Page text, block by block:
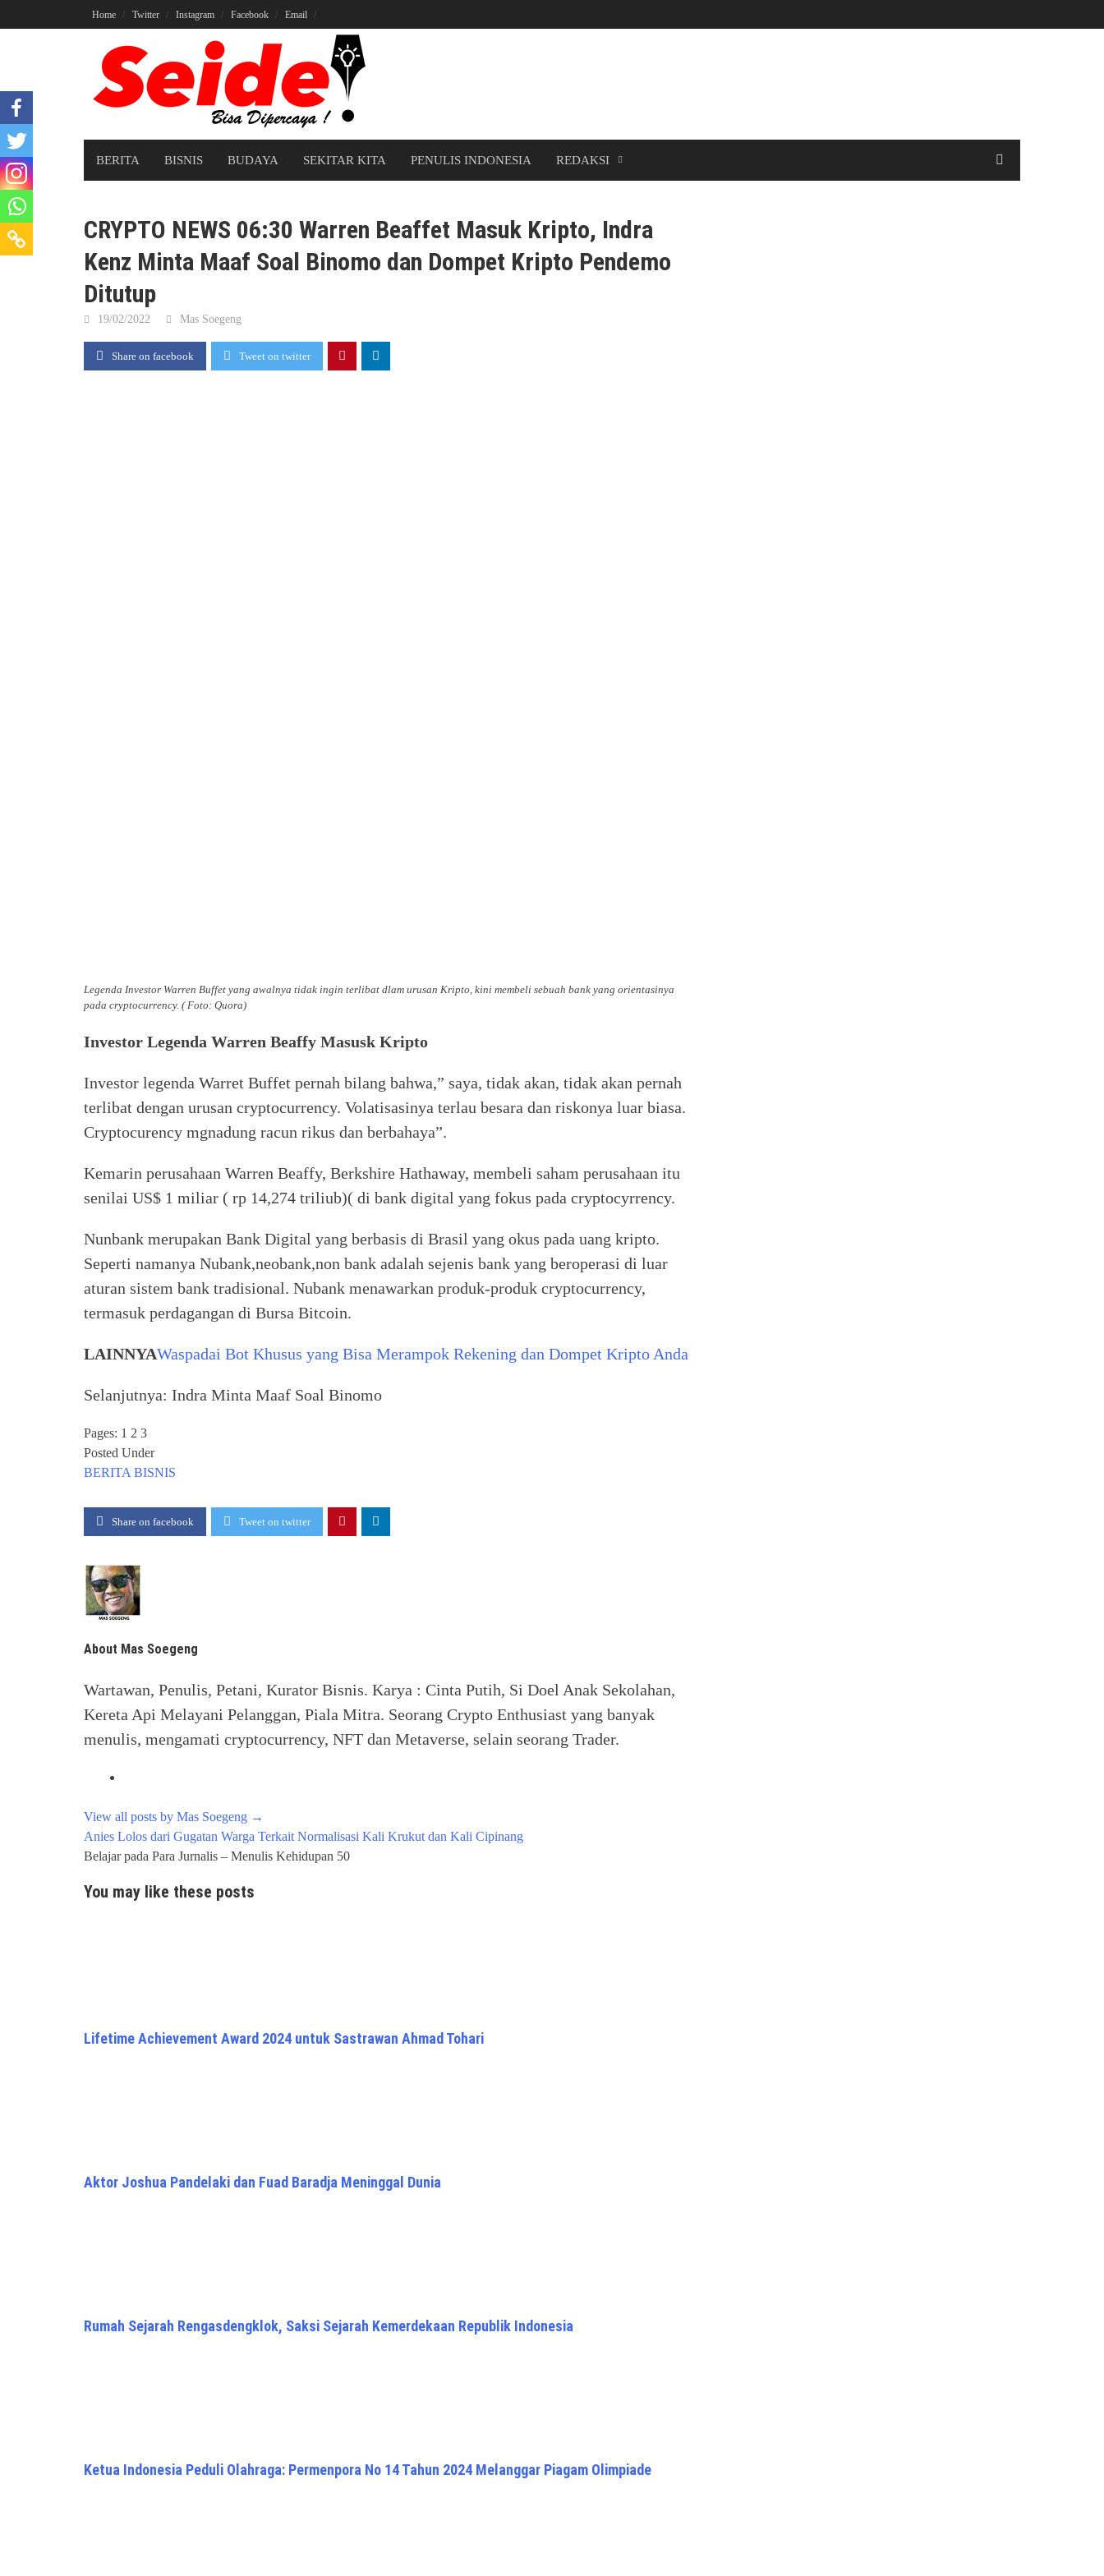
to
Home Twitter Instagram Facebook Email
BERITA BISNIS BUDAYA SEKITAR KITA PENULIS INDONESIA REDAKSI
CRYPTO NEWS 06:30 Warren Beaffet Masuk Kripto, Indra
Kenz Minta Maaf Soal Binomo dan Dompet Kripto Pendemo
Ditutup
19/02/2022 Mas Soegeng
Share on facebook Tweet on twitter
Legenda Investor Warren Buffet yang awalnya tidak ingin terlibat dlam urusan Kripto, kini membeli sebuah bank yang orientasinya
pada cryptocurrency. ( Foto: Quora)
Investor Legenda Warren Beaffy Masusk Kripto
Investor legenda Warret Buffet pernah bilang bahwa,” saya, tidak akan, tidak akan pernah
terlibat dengan urusan cryptocurrency. Volatisasinya terlau besara dan riskonya luar biasa.
Cryptocurency mgnadung racun rikus dan berbahaya”.
Kemarin perusahaan Warren Beaffy, Berkshire Hathaway, membeli saham perusahaan itu
senilai US$ 1 miliar ( rp 14,274 triliub)( di bank digital yang fokus pada cryptocyrrency.
Nunbank merupakan Bank Digital yang berbasis di Brasil yang okus pada uang kripto.
Seperti namanya Nubank,neobank,non bank adalah sejenis bank yang beroperasi di luar
aturan sistem bank tradisional. Nubank menawarkan produk-produk cryptocurrency,
termasuk perdagangan di Bursa Bitcoin.
LAINNYAWaspadai Bot Khusus yang Bisa Merampok Rekening dan Dompet Kripto Anda
Selanjutnya: Indra Minta Maaf Soal Binomo
Pages: 1 2 3
Posted Under
BERITA BISNIS
Share on facebook Tweet on twitter
About Mas Soegeng
Wartawan, Penulis, Petani, Kurator Bisnis. Karya : Cinta Putih, Si Doel Anak Sekolahan,
Kereta Api Melayani Pelanggan, Piala Mitra. Seorang Crypto Enthusiast yang banyak
menulis, mengamati cryptocurrency, NFT dan Metaverse, selain seorang Trader.
View all posts by Mas Soegeng →
Post
navigation
Anies Lolos dari Gugatan Warga Terkait Normalisasi Kali Krukut dan Kali Cipinang
Belajar pada Para Jurnalis – Menulis Kehidupan 50
You may like these posts
Lifetime Achievement Award 2024 untuk Sastrawan Ahmad Tohari
Aktor Joshua Pandelaki dan Fuad Baradja Meninggal Dunia
Rumah Sejarah Rengasdengklok, Saksi Sejarah Kemerdekaan Republik Indonesia
Ketua Indonesia Peduli Olahraga: Permenpora No 14 Tahun 2024 Melanggar Piagam Olimpiade